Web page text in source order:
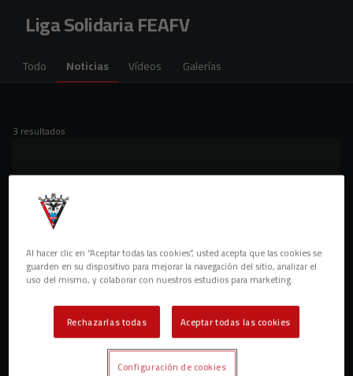
Liga Solidaria FEAFV
Todo Noticias Vídeos Galerías
3 resultados
Al hacer clic en “Aceptar todas las cookies”, usted acepta que las cookies se
guarden en su dispositivo para mejorar la navegación del sitio, analizar el
uso del mismo, y colaborar con nuestros estudios para marketing.
Rechazarlas todas Aceptar todas las cookies
Configuración de cookies